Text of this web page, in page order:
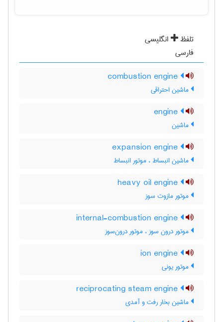
تلفظ
انگلیسی
فارسی
ماشین احتراقی
ماشین
ماشین انبساط ، موتور انبساط
موتور مازوت سوز
موتور درون سوز ، موتور درون‌سوز
موتور یونی
ماشین بخار رفت و آمدی